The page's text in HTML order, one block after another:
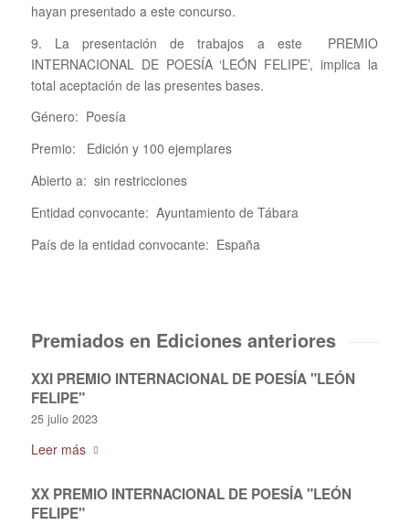
hayan presentado a este concurso.
9. La presentación de trabajos a este PREMIO
INTERNACIONAL DE POESÍA ‘LEÓN FELIPE’, implica la
total aceptación de las presentes bases.
Género: Poesía
Premio: Edición y 100 ejemplares
Abierto a: sin restricciones
Entidad convocante: Ayuntamiento de Tábara
País de la entidad convocante: España
Premiados en Ediciones anteriores
XXI PREMIO INTERNACIONAL DE POESÍA "LEÓN
FELIPE"
25 julio 2023
Leer más
XX PREMIO INTERNACIONAL DE POESÍA "LEÓN
FELIPE"